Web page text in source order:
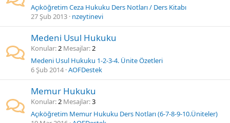
Açıköğretim Ceza Hukuku Ders Notları / Ders Kitabı
27 Şub 2013 nzeytinevi
Medeni Usul Hukuku
Konular 2 Mesajlar 2
Medeni Usul Hukuku 1-2-3-4. Ünite Özetleri
6 Şub 2014 AOFDestek
Memur Hukuku
Konular 2 Mesajlar 3
Açıköğretim Memur Hukuku Ders Notları (6-7-8-9-10.Üniteler)